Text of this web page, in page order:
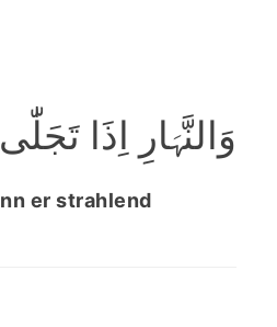
وَالنَّہَارِ اِذَا تَجَلّٰی
er strahlend